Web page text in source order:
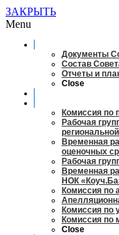
ЗАКРЫТЬ
Menu
Документы
Состав
Отчеты и
Close
Комиссия по
Рабочая
Временная
оценочных
Рабочая
Временная
НОК
Комиссия по
Комиссия по
Комиссия по
Close